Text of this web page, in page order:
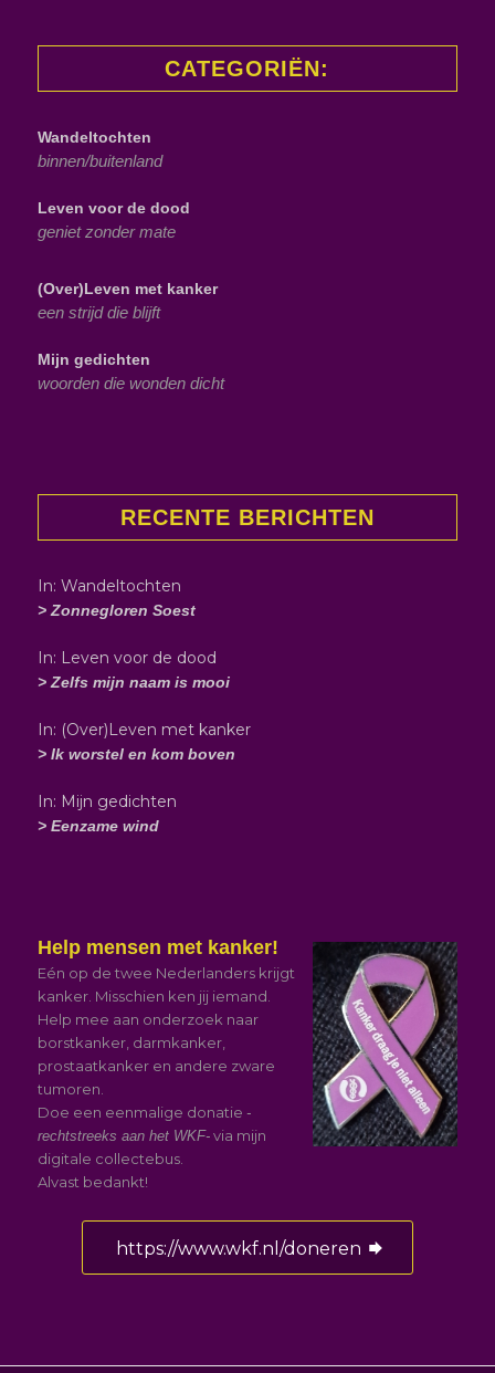
CATEGORIËN:
Wandeltochten
binnen/buitenland
Leven voor de dood
geniet zonder mate
(Over)Leven met kanker
een strijd die blijft
Mijn gedichten
woorden die wonden dicht
RECENTE BERICHTEN
In: Wandeltochten
> Zonnegloren Soest
In: Leven voor de dood
> Zelfs mijn naam is mooi
In: (Over)Leven met kanker
> Ik worstel en kom boven
In: Mijn gedichten
> Eenzame wind
Help mensen met kanker!
Eén op de twee Nederlanders krijgt
kanker. Misschien ken jij iemand.
Help mee aan onderzoek naar
borstkanker, darmkanker,
prostaatkanker en andere zware
tumoren.
Doe een eenmalige donatie -
rechtstreeks aan het WKF-via mijn
digitale collectebus.
Alvast bedankt!
https://www.wkf.nl/doneren